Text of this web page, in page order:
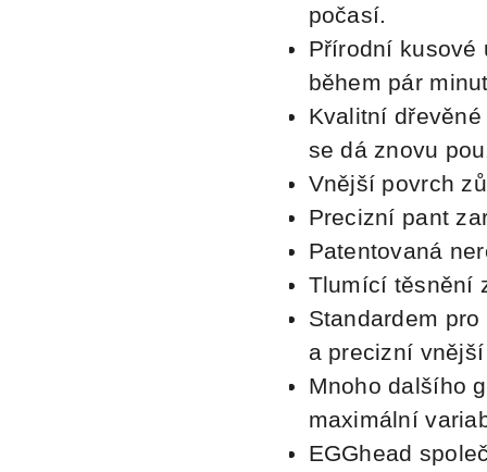
počasí.
Přírodní kusové
během pár
Kvalitní
se dá znovu
Vnější povrch
Precizní pant
Patentovaná
Tlumící těsnění
Standardem pro
a precizní
Mnoho dalšího
maximální
EGGhead